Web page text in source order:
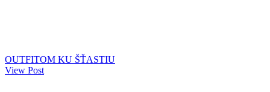
OUTFITOM KU ŠŤASTIU
View Post